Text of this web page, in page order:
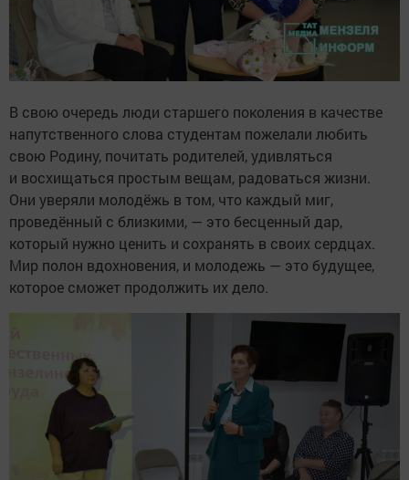
В свою очередь люди старшего поколения в качестве
напутственного слова студентам пожелали любить
свою Родину, почитать родителей, удивляться
и восхищаться простым вещам, радоваться жизни.
Они уверяли молодёжь в том, что каждый миг,
проведённый с близкими, — это бесценный дар,
который нужно ценить и сохранять в своих сердцах.
Мир полон вдохновения, и молодежь — это будущее,
которое сможет продолжить их дело.